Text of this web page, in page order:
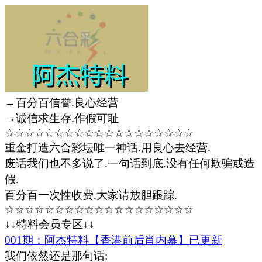
→百分百信誉.良心经营
→诚信求生存.作假可耻
☆☆☆☆☆☆☆☆☆☆☆☆☆☆☆☆☆☆☆
重金打造六合彩坛唯一神话.用良心去经营.
废话我们也不多说了.一句话到底.没有任何欺骗或造
假.
百分百一次性收费.大家请放胆跟踪.
☆☆☆☆☆☆☆☆☆☆☆☆☆☆☆☆☆☆☆
↓↓特料会员专区↓↓
001期：阿杰特料【香港前后肖内幕】已更新
我们依然还是那句话: